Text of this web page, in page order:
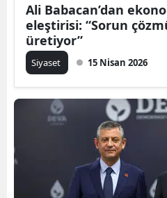
Ali Babacan’dan
eleştirisi: “Sorun
üretiyor”
Siyaset 15 Nisan 2026